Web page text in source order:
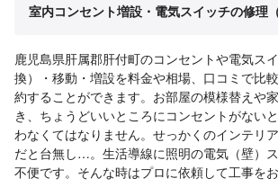
室内コンセント増設・電気スイッチの修理
鹿児島県肝属郡肝付町のコンセントや電気ス
換）・移動・増設を料金や相場、口コミで比
約することができます。お部屋の模様替えや
き、ちょうどいいところにコンセントがない
わなくてはなりません。せっかくのインテリ
だと台無し…。生活導線に照明の電気（壁）
不便です。そんな時はプロに依頼して工事を